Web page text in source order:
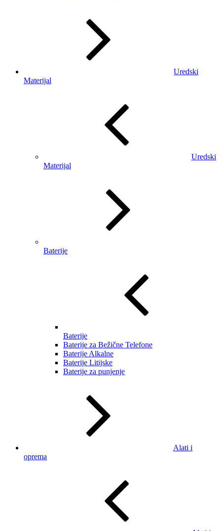
Uredski
Materijal
Uredski
Materijal
Baterije
Baterije
Baterije za Bežične Telefone
Baterije Alkalne
Baterije Litijske
Baterije za punjenje
Alati i
oprema